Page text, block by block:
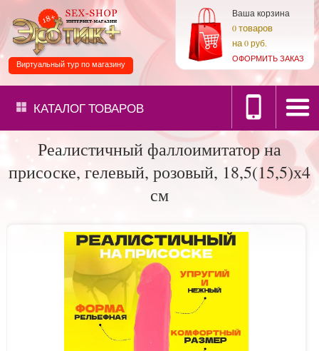
Ваша корзина
0товаров
на0 руб.
ОФОРМИТЬ ЗАКАЗ
Виртуальный тур по магазину
КАТАЛОГТОВАРОВ
Реалистичный фаллоимитатор на
присоске, гелевый, розовый, 18,5(15,5)х4
см